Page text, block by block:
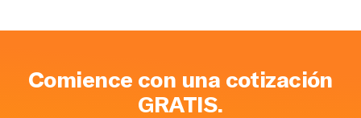
Comience con una cotización
GRATIS.